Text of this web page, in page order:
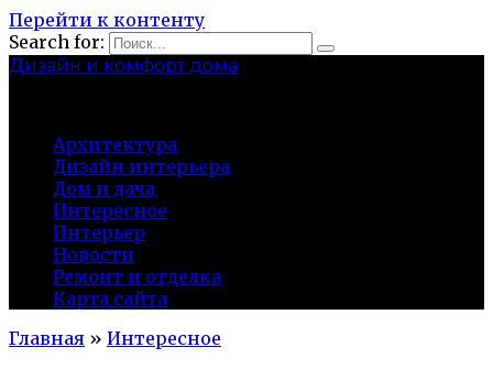
Перейти к контенту
Search for:
Дизайн и комфорт дома
Архитектура
Дизайн интерьера
Дом и дача
Интересное
Интерьер
Новости
Ремонт и отделка
Карта сайта
Главная » Интересное